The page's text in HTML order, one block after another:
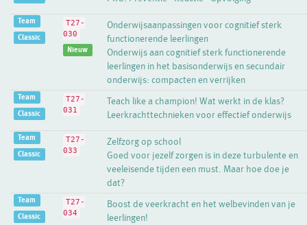
Team
Classic
T27-
030
Nieuw
Onderwijsaanpassingen voor cognitief sterk
functionerende leerlingen
Onderwijs aan cognitief sterk functionerende
leerlingen in het basisonderwijs en secundair
onderwijs: compacten en verrijken
Team
Classic
T27-
031
Teach like a champion! Wat werkt in de klas?
Leerkrachttechnieken voor effectief onderwijs
Team
Classic
T27-
033
Zelfzorg op school
Goed voor jezelf zorgen is in deze turbulente en
veeleisende tijden een must. Maar hoe doe je
dat?
Team
Classic
T27-
034
Boost de veerkracht en het welbevinden van je
leerlingen!